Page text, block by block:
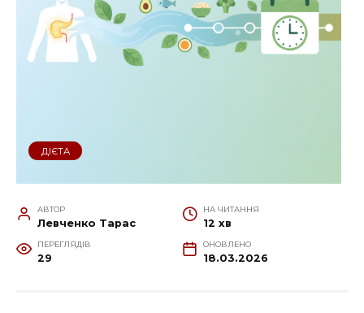
ДІЄТА
АВТОР
Левченко Тарас
НА ЧИТАННЯ
12 хв
ПЕРЕГЛЯДІВ
29
ОНОВЛЕНО
18.03.2026